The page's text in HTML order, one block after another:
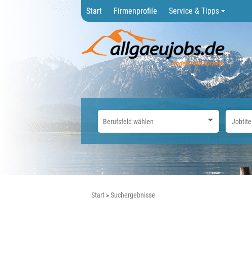
Start Firmenprofile Service & Tipps
Start Suchergebnisse